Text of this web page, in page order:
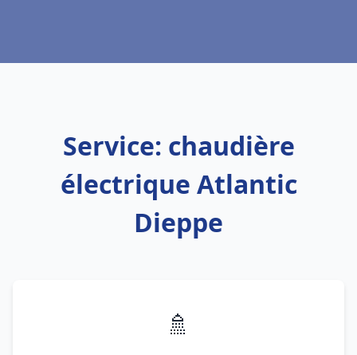
Service: chaudière
électrique Atlantic
Dieppe
🚿